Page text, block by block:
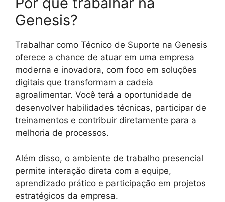
Genesis?
Trabalhar como Técnico de Suporte na Genesis
oferece a chance de atuar em uma empresa
moderna e inovadora, com foco em soluções
digitais que transformam a cadeia
agroalimentar. Você terá a oportunidade de
desenvolver habilidades técnicas, participar de
treinamentos e contribuir diretamente para a
melhoria de processos.
Além disso, o ambiente de trabalho presencial
permite interação direta com a equipe,
aprendizado prático e participação em projetos
estratégicos da empresa.